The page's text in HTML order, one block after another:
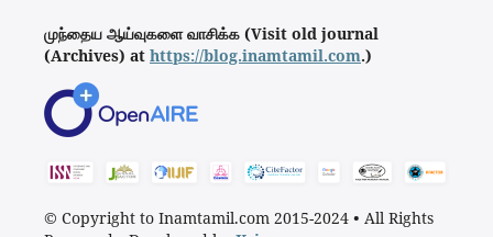
முந்தைய ஆய்வுகளை வாசிக்க (Visit old journal
(Archives) at https://blog.inamtamil.com.)
© Copyright to Inamtamil.com 2015-2024 • All Rights